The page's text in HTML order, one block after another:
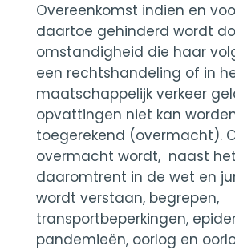
Overeenkomst indien en
daartoe gehinderd wordt
omstandigheid die haar
een rechtshandeling of in
maatschappelijk verkeer
opvattingen niet kan
toegerekend (overmacht).
overmacht wordt, naast
daaromtrent in de wet en
wordt verstaan, begrepen,
transportbeperkingen,
pandemieën, oorlog en